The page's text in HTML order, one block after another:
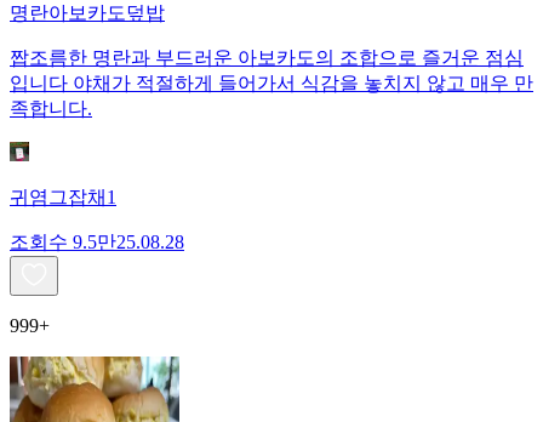
명란아보카도덮밥
짭조름한 명란과 부드러운 아보카도의 조합으로 즐거운 점심
입니다 야채가 적절하게 들어가서 식감을 놓치지 않고 매우 만
족합니다.
귀염그잡채1
조회수 9.5만25.08.28
999+